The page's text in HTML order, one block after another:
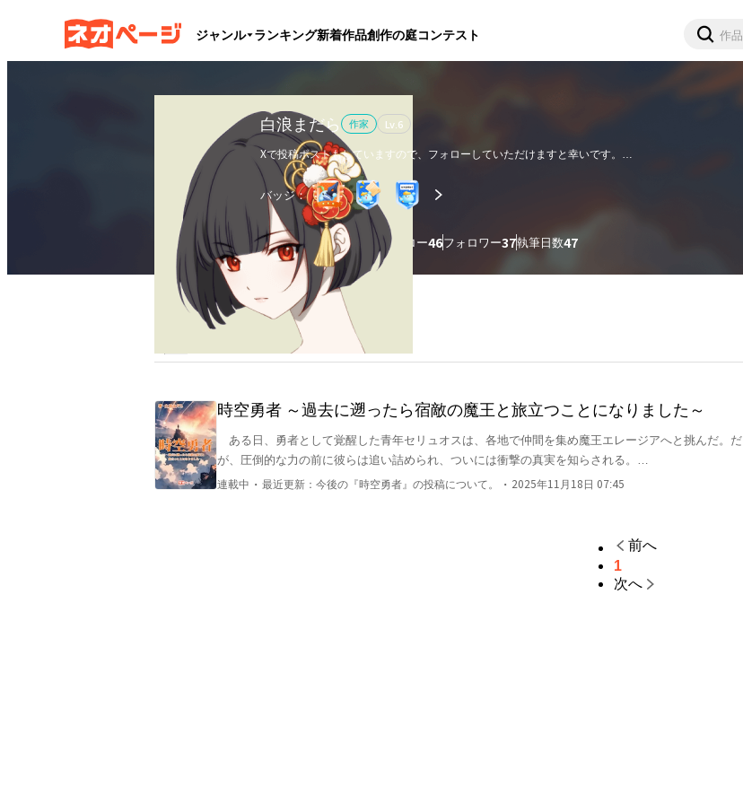
ジャンル ランキング新着作品創作の庭コンテスト
白浪まだら 作家 Lv. 6
Xで投稿ポストもしていますので、フォローしていただけますと幸いです。
ちなみに「まだら」については、
蛇の（シロ）マダラ、
猫のまだら（模様）、
魚のマダラなどの意味合いを持っており、
自分自身が何者なのか見失っている私に適した名前なのでは、と思っております<(_ _)>
バッジ：
作品1執筆文字数2.4万フォロー46フォロワー37執筆日数47
ブックマーク 更新カレンダー
時空勇者 ～過去に遡ったら宿敵の魔王と旅立つことになりました～
ある日、勇者として覚醒した青年セリュオスは、各地で仲間を集め魔王エレージアへと挑んだ。だ
が、圧倒的な力の前に彼らは追い詰められ、ついには衝撃の真実を知らされる。
仲間たちが絶望する中、セリュオスだけは一人諦めていなかった。禁忌の魔術《時空追放（テンプ
連載中 ・ 最近更新： 今後の『時空勇者』の投稿について。 ・ 2025年11月18日 07:45
前へ
1
次へ